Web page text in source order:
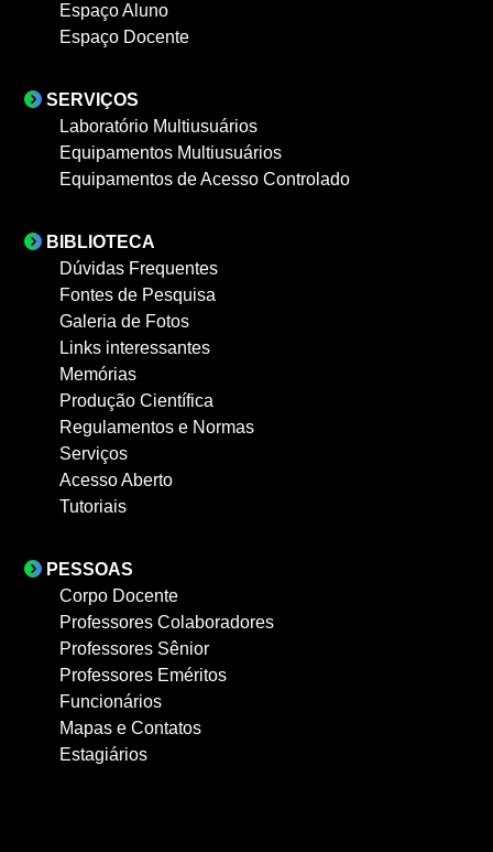
Espaço Aluno
Espaço Docente
SERVIÇOS
Laboratório Multiusuários
Equipamentos Multiusuários
Equipamentos de Acesso Controlado
BIBLIOTECA
Dúvidas Frequentes
Fontes de Pesquisa
Galeria de Fotos
Links interessantes
Memórias
Produção Científica
Regulamentos e Normas
Serviços
Acesso Aberto
Tutoriais
PESSOAS
Corpo Docente
Professores Colaboradores
Professores Sênior
Professores Eméritos
Funcionários
Mapas e Contatos
Estagiários